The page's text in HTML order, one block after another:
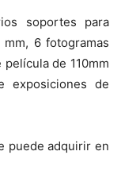
soportes para
6 fotogramas
de 110mm
exposiciones de
puede adquirir en